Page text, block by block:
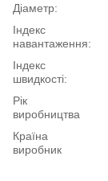
Діаметр:
Індекс
навантаження:
Індекс
швидкості:
Рік
виробництва
Країна
виробник